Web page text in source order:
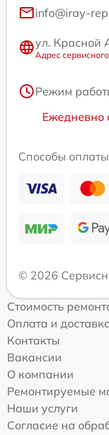
info@iray-
ул. Красной
Адрес
Режим
Ежедневно
Способы оплаты
© 2026
Стоимость
Оплата и
Контакты
Вакансии
О компании
Ремонтируемые
Наши услуги
Согласие на